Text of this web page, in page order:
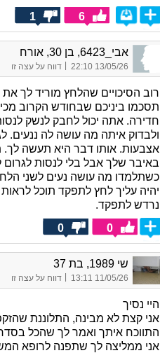
6
1
אבי_6423, בן 30, אורח
13/05/26 22:10
| דווח על עצה זו
רוב הסיכויים שהלחץ מוריד לך את
תסכמו ביניכם שבחודש הקרוב
חדירה. אתה יכול לחבק לנשק
ולבדוק איתה מה עושה לה ננעים.
אצבעות. אותו דבר היא תעשה לך.
באיבר שלך אבל בלי לנסות לגרום
כשתלמדו מה עושה נעים לשני
יהיה עליך לחץ לתפקד תוכל
נרדש לתפקד.
0
0
שי 1989, בת 37
11/05/26 13:11 דווח על עצה זו
היי נסיך
אני קצת לא מבינה, התלוננת
התווכח איתך ואמר לך שהכל
אני ממליצה לך שתפנה לרופא